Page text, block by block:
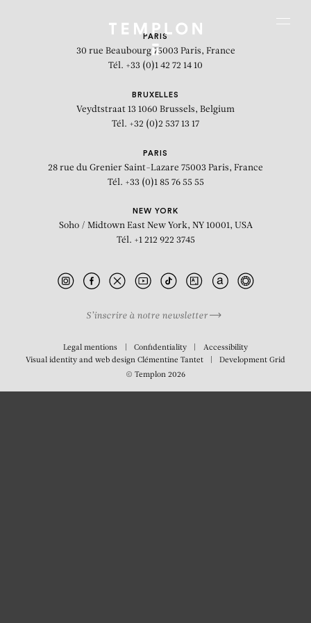
cave 3
PARIS
30 rue Beaubourg 75003 Paris, France
Tél. +33 (0)1 42 72 14 10
BRUXELLES
Veydtstraat 13 1060 Brussels, Belgium
Tél. +32 (0)2 537 13 17
PARIS
28 rue du Grenier Saint-Lazare 75003 Paris, France
Tél. +33 (0)1 85 76 55 55
NEW YORK
Soho / Midtown East New York, NY 10001, USA
Tél. +1 212 922 3745
S’inscrire à notre newsletter
Legal mentions Confidentiality
Accessibility
Visual identity and web design Clémentine Tantet DevelopmentGrid
© Templon 2026